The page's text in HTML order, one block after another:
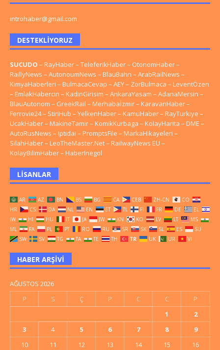
introhaber@gmail.com
DESTEKLIYORUZ
SUCUDO – RayHaber– TeleferikHaber– OtonomHaber–
RaillyNews – AutonoumNews – BlauBahn – ArabRailNews –
KimyaHaberleri – BulmacaCevap – AEY– ZorBulmaca – LeventÖzen
– EmlakHabercin – KadinGirisim – AnkaraYasam – AdanaMersin –
BlauAutonom – GreekRail – Merhabaİzmir– KaravanHaber–
Ferrovie24– StiriHub – YelkenHaber– KamuHaber– RayTurkiye –
UcakHaber– MakineTamir– KomikKurbaga – KolayHarita – DME –
AutoRusNews – Iptidai – PromptsFile – MarkaHikayeleri –
SilahHaber– LeoTheMaster.Net– RailwayNews EU –
KolayBilimHaber– HaberInegol
LISANLAR
AR AZ BN BS BG CA CEB ZH-CN
CO
HR
CS DA NL EN ET TL FI FR DE
EL
IW
HI HU IT JA JW KN KO LV LT
MS
ML
FA PL PT RO RU SR SK SL ES
SU
SW
SV TG TA TE TH TR UK UR VI
HABER ARŞIVI
AĞUSTOS 2026
P
S Ç P C C
P
1
2
3
4 5 6 7 8
9
10
11 12 13 14 15 16